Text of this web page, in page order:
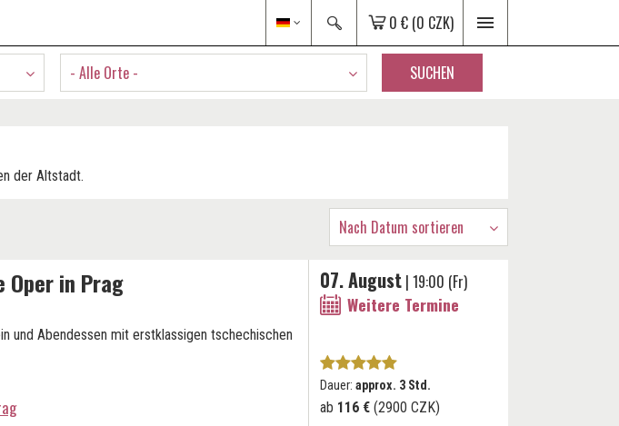
0 € (0 CZK)
- Alle Orte - SUCHEN
der Altstadt.
Nach Datum sortieren
Oper in Prag
und Abendessen mit erstklassigen tschechischen
07. August | 19:00 (Fr)
Weitere Termine
Dauer: approx. 3 Std.
ab 116 € (2900 CZK)